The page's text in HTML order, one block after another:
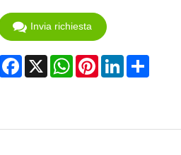
Invia richiesta
Facebook
X WhatsApp
PinterestLinkedInShare